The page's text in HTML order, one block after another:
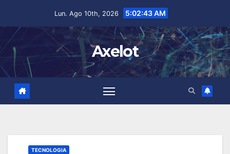
Lun. Ago 10th, 2026 5:02:44 AM
Axelot
TECNOLOGIA